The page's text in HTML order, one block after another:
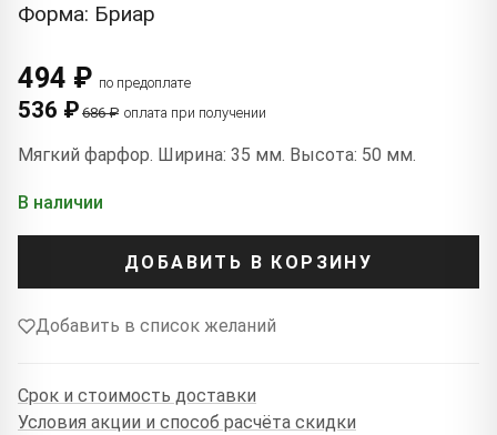
Форма: Бриар
494 ₽ по предоплате
536 ₽ 686 ₽ оплата при получении
Мягкий фарфор. Ширина: 35 мм. Высота: 50 мм.
В наличии
ДОБАВИТЬ В КОРЗИНУ
Добавить в список желаний
Срок и стоимость доставки
Условия акции и способ расчёта скидки